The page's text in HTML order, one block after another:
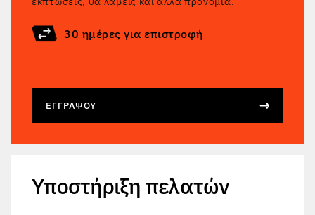
30 ημέρες για επιστροφή
ΕΓΓΡΆΨΟΥ
Υποστήριξη πελατών